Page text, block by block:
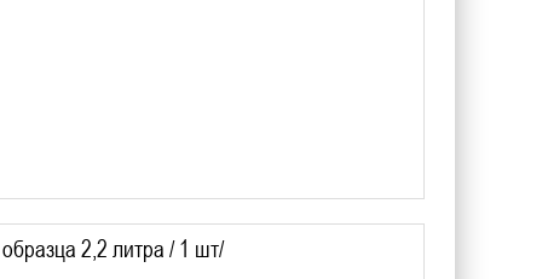
2,2 литра / 1 шт/